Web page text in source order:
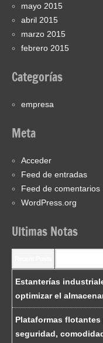
mayo 2015
abril 2015
marzo 2015
febrero 2015
Categorías
empresa
Meta
Acceder
Feed de entradas
Feed de comentarios
WordPress.org
Ultimas Notas
Estanterías
optimizar el
Plataformas
seguridad,